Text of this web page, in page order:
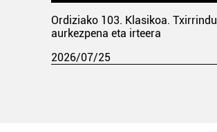
Ordiziako 103. Klasikoa.
aurkezpena eta irteera
2026/07/25